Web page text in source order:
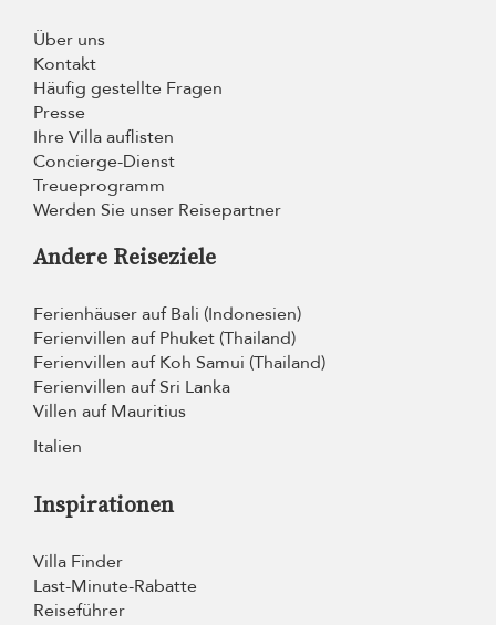
Über uns
Kontakt
Häufig gestellte Fragen
Presse
Ihre Villa auflisten
Concierge-Dienst
Treueprogramm
Werden Sie unser Reisepartner
Andere Reiseziele
Ferienhäuser auf Bali (Indonesien)
Ferienvillen auf Phuket (Thailand)
Ferienvillen auf Koh Samui (Thailand)
Ferienvillen auf Sri Lanka
Villen auf Mauritius
Italien
Inspirationen
Villa Finder
Last-Minute-Rabatte
Reiseführer